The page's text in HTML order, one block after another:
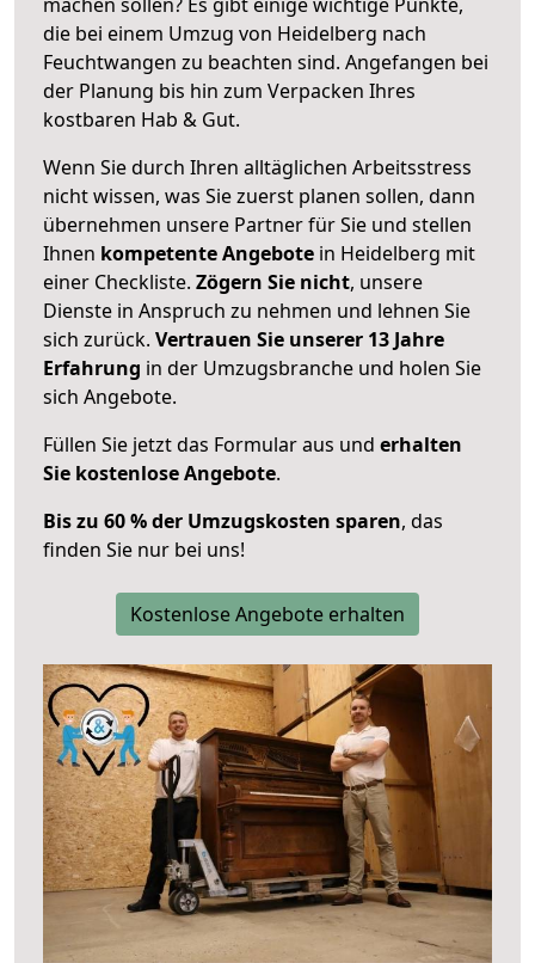
die bei einem Umzug von Heidelberg nach
Feuchtwangen zu beachten sind. Angefangen bei
der Planung bis hin zum Verpacken Ihres
kostbaren Hab & Gut.
Wenn Sie durch Ihren alltäglichen Arbeitsstress
nicht wissen, was Sie zuerst planen sollen, dann
übernehmen unsere Partner für Sie und stellen
Ihnen kompetente Angebote in Heidelberg mit
einer Checkliste. Zögern Sie nicht, unsere
Dienste in Anspruch zu nehmen und lehnen Sie
sich zurück. Vertrauen Sie unserer 13 Jahre
Erfahrung in der Umzugsbranche und holen Sie
sich Angebote.
Füllen Sie jetzt das Formular aus und erhalten
Sie kostenlose Angebote.
Bis zu 60 % der Umzugskosten sparen, das
finden Sie nur bei uns!
Kostenlose Angebote erhalten